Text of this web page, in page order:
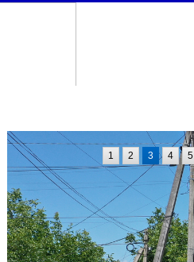
1 2 3 4 5